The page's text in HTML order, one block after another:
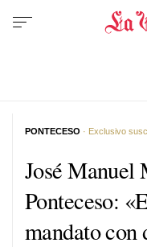
José Manuel
Ponteceso:
mandato con
PONTECESO · Exclusivo